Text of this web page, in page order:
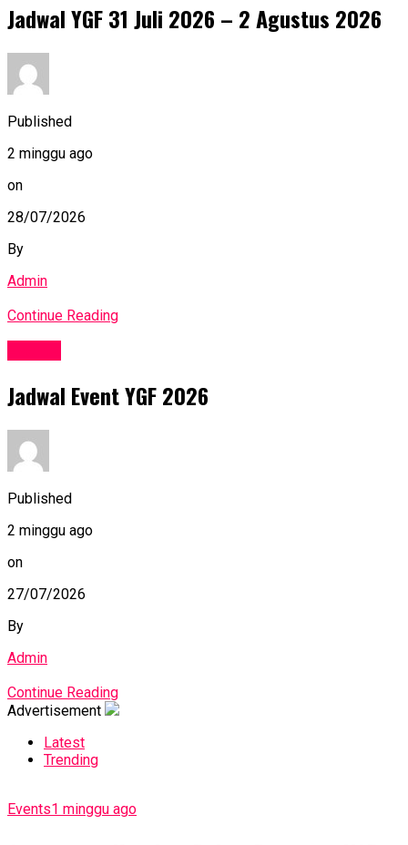
Jadwal YGF 31 Juli 2026 – 2 Agustus 2026
Published
2 minggu ago
on
28/07/2026
By
Admin
Continue Reading
Jadwal Event YGF 2026
Published
2 minggu ago
on
27/07/2026
By
Admin
Continue Reading
Advertisement
Latest
Trending
Events1 minggu ago